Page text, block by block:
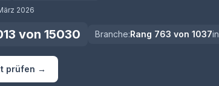
2026
von 15030 Branche:Rang 763 von 1037in
prüfen →